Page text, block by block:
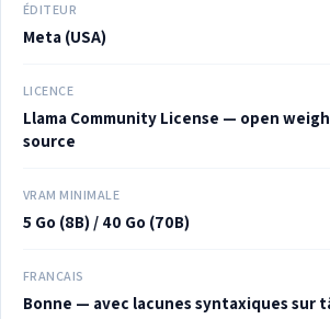
ÉDITEUR
Meta (USA)
LICENCE
Llama Community License — open
source
VRAM MINIMALE
5 Go (8B) / 40 Go (70B)
FRANÇAIS
Bonne — avec lacunes syntaxiques sur